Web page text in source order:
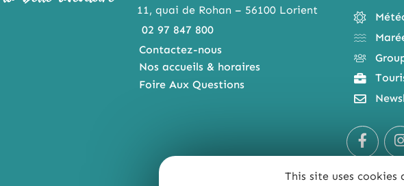
This site uses
11, quai de Rohan – 56100 Lorient
02 97 847 800
Contactez-nous
Nos accueils & horaires
Foire Aux Questions